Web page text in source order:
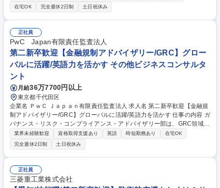
は事業調査・アイデア出し・消費者調査等をお任せします。 ■マーケティ
ング戦略の立案・市場調査の実施■商品企画・プロモーション戦略の策定■
ブランドマネージャーとの協働による商品開発プロセスの支援■消費者ニ
ーズの分析と市場トレンドの調査 ■事業課題の解決に向けたアイデア出し
と提案 ★入社後はまず市場調査やデータ分析をメインに経験を積み、市場
への理解が進んだ段階で商品企画をお任せ、1～2年でブランドマネージャ
ーへのキャリアを目指します★ 募集職種 第二新卒歓迎【港区/マーケティ
ング】美容系サプリ・食品・飲料/在宅勤務可
在宅OK
完全週休2日制 土日祝休み
正社員
PwC Japan有限責任監査法人
第二新卒歓迎【金融規制アドバイザリー/GRC】グロー
バルに活躍/英語力を活かす その他ビジネスコンサルタ
ント
月給36万7700円以上
東京都千代田区
企業名 ＰｗＣ Ｊａｐａｎ有限責任監査法人 求人名 第二新卒歓迎【金融規
制アドバイザリー/GRC】グローバルに活躍/英語力を活かす 仕事の内容 ガ
バナンス・リスク・コンプライアンス・アドバイザリー部は、GRC領域の
圧倒的な専門性を武器に、社会の変革に対峙する大手金融機関やグローバ
ル企業等の顧客が抱える重要な経営課題の解決を支援しています。 ■金融
規制対応アドバイザリー：主に国内大手金融機関における金融規制対応に
対して、アドバイザーとして、法規制/当局動向調査、法規制の調査・分
析、規制対応方針の策定支援、業務プロセス・内部統制構築/社内規定整備
支援、システム開発/高度化の業務要件定義支援、プロジェクトマネジメン
ト等幅広い領域を支援しております。 ■その他金融アドバイザリー：非規
業界未経験歓迎 資格取得支援あり 英語 時短勤務あり
在宅OK
完全週休2日制
土日祝休み
正社員
三菱重工業株式会社